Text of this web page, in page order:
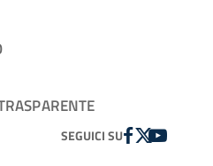
SEGUICI SUFACEBOOK
TWITTER
YOUTUBE